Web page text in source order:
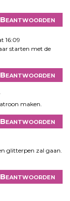
Beantwoorden
16:09
starten met de
Beantwoorden
maken.
Beantwoorden
glitterpen zal gaan.
Beantwoorden